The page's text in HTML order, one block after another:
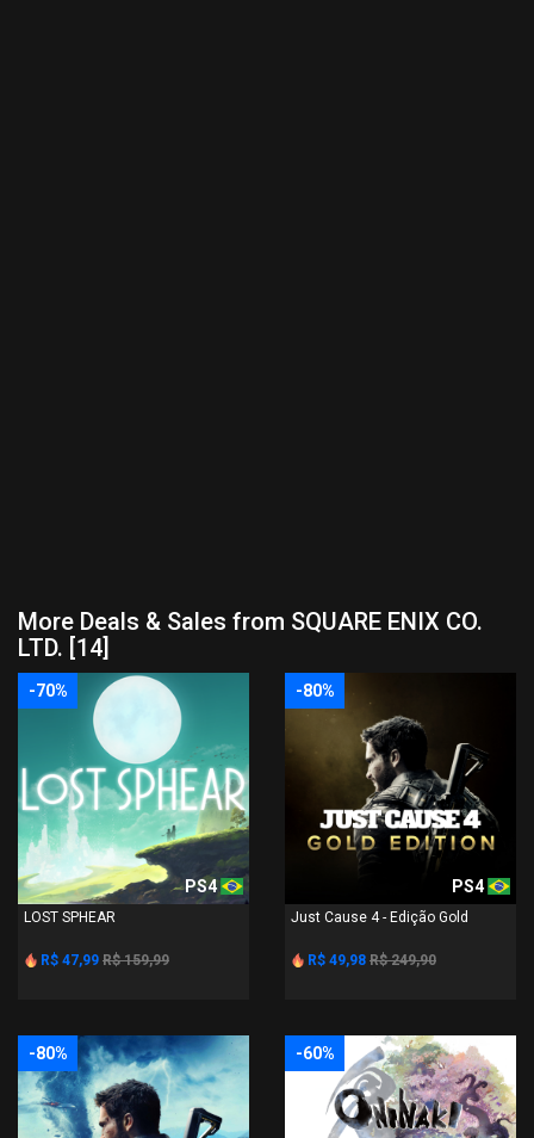
More Deals & Sales from SQUARE ENIX CO.
LTD. [14]
-70%
PS4
LOST SPHEAR
R$ 47,99 R$ 159,99
-80%
PS4
Just Cause 4 - Edição Gold
R$ 49,98 R$ 249,90
-80% -60%